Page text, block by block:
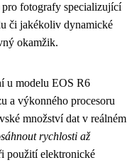
fotografy specializující
či jakékoliv dynamické
okamžik.
u modelu EOS R6
a výkonného procesoru
množství dat v reálném
rychlosti až
použití elektronické